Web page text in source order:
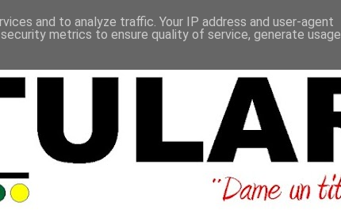
and to analyze traffic. Your IP address and user-agent
metrics to ensure quality of service, generate usage